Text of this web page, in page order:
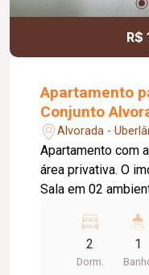
R$
Apartamento
Conjunto
Alvorada -
Apartamento com
área privativa. O imóvel conta com: 02 quartos;
Sala em 02
oferece: Portões
Elevador; Diferenciais: Piso em porcelanato;
Bancadas em
2
Dorm.
1